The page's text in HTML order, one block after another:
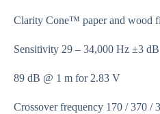
Clarity Cone™ paper and wood
Sensitivity 29 – 34,000 Hz ±3 dB
89 dB @ 1 m for 2.83 V
Crossover frequency 170 / 370 /